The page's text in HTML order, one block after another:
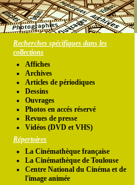
Recherches spécifiques dans les
collections
Affiches
Archives
Articles de périodiques
Dessins
Ouvrages
Photos en accés réservé
Revues de presse
Vidéos (DVD et VHS)
Répertoires
La Cinémathèque française
La Cinémathèque de Toulouse
Centre National du Cinéma et de
l'image animée